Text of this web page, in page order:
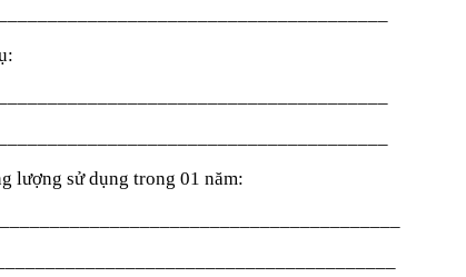
lượng sử dụng trong 01 năm: